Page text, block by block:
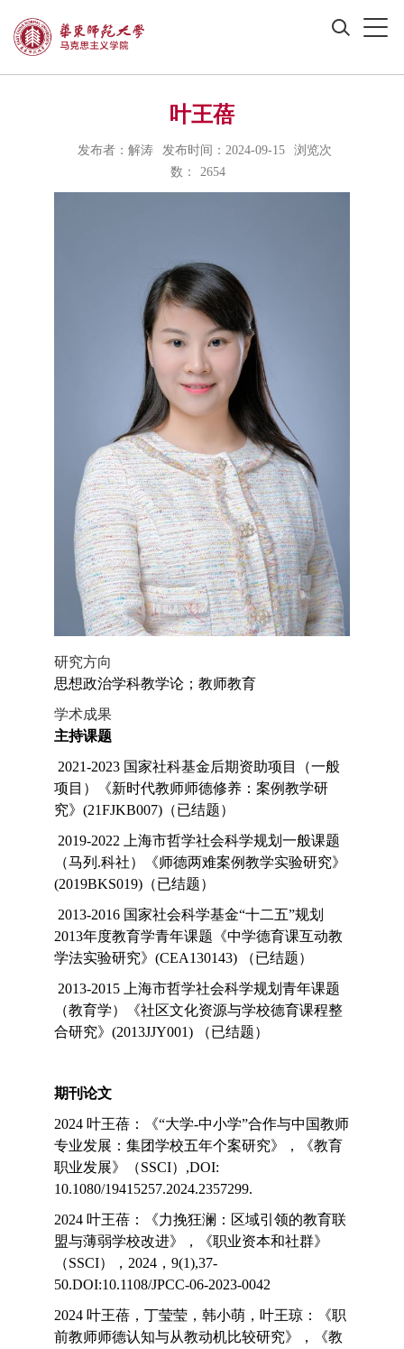
叶王蓓
发布者：解涛 发布时间：2024-09-15
浏览次
数：
2654
研究方向
思想政治学科教学论；教师教育
学术成果
主持课题
2021-2023 国家社科基金后期资助项目（一般
项目）《新时代教师师德修养：案例教学研
究》(21FJKB007)（已结题）
2019-2022 上海市哲学社会科学规划一般课题
（马列.科社）《师德两难案例教学实验研究》
(2019BKS019)（已结题）
2013-2016 国家社会科学基金“十二五”规划
2013年度教育学青年课题《中学德育课互动教
学法实验研究》(CEA130143) （已结题）
2013-2015 上海市哲学社会科学规划青年课题
（教育学）《社区文化资源与学校德育课程整
合研究》(2013JJY001) （已结题）
期刊论文
2024 叶王蓓：《“大学-中小学”合作与中国教师
专业发展：集团学校五年个案研究》，《教育
职业发展》（SSCI）,DOI:
10.1080/19415257.2024.2357299.
2024 叶王蓓：《力挽狂澜：区域引领的教育联
盟与薄弱学校改进》，《职业资本和社群》
（SSCI），2024，9(1),37-
50.DOI:10.1108/JPCC-06-2023-0042
2024 叶王蓓，丁莹莹，韩小萌，叶王琼：《职
前教师师德认知与从教动机比较研究》，《教